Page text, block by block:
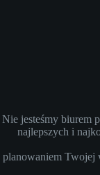
Nie jesteśmy biurem
najlepszych i
planowaniem Twojej